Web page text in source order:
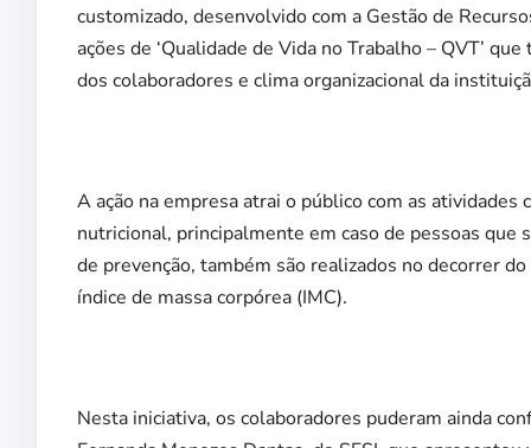
customizado, desenvolvido com a Gestão de
ações de ‘Qualidade de Vida no Trabalho – QVT’
dos colaboradores e clima organizacional da
A ação na empresa atrai o público com as
nutricional, principalmente em caso de pessoas que
de prevenção, também são realizados no decorrer
índice de massa corpórea (IMC).
Nesta iniciativa, os colaboradores puderam ainda